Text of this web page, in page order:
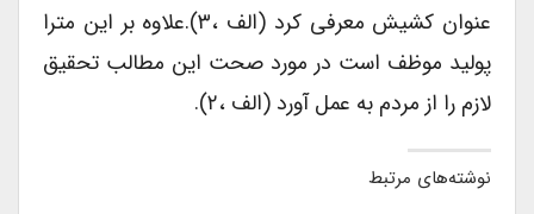
عنوان کشیش معرفی کرد (الف ،۳).علاوه بر این مترا
پولید موظف است در مورد صحت این مطالب تحقیق
لازم را از مردم به عمل آورد (الف ،۲).
نوشته‌های مرتبط